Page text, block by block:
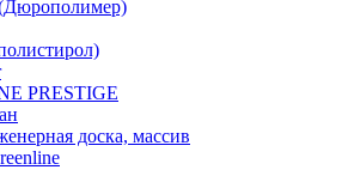
PRESTIGE
доска, массив